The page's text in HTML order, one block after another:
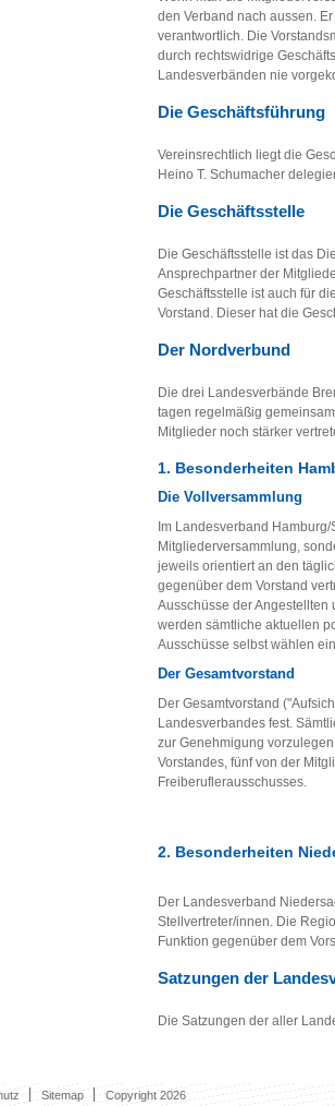
den Verband nach aussen.
verantwortlich. Die
durch rechtswidrige
Landesverbänden nie
Die Geschäftsführung
Vereinsrechtlich liegt die
Heino T. Schumacher
Die Geschäftsstelle
Die Geschäftsstelle ist das
Ansprechpartner der
Geschäftsstelle ist auch für
Vorstand. Dieser hat die
Der Nordverbund
Die drei Landesverbände
tagen regelmäßig
Mitglieder noch stärker
1. Besonderheiten
Die Vollversammlung
Im Landesverband
Mitgliederversammlung,
jeweils orientiert an den
gegenüber dem Vorstand
Ausschüsse der Angestellten
werden sämtliche aktuellen
Ausschüsse selbst wählen
Der Gesamtvorstand
Der Gesamtvorstand
Landesverbandes fest.
zur Genehmigung
Vorstandes, fünf von der
Freiberuflerausschusses.
2. Besonderheiten
Der Landesverband
Stellvertreter/innen. Die
Funktion gegenüber dem
Satzungen der
Die Satzungen der aller
Sitemap Copyright 2026